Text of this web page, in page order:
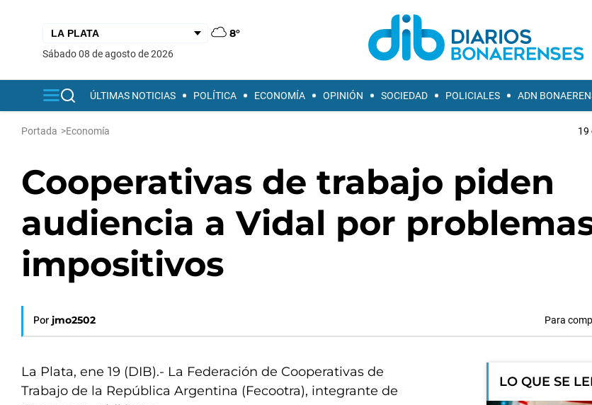
8°
sábado 08 de agosto de 2026
ÚLTIMAS NOTICIAS POLÍTICA ECONOMÍA OPINIÓN SOCIEDAD POLICIALES ADN
Portada >Economía 19
Cooperativas de trabajo piden
audiencia a Vidal por
impositivos
Por jmo2502 Para
La Plata, ene 19 (DIB).- La Federación de Cooperativas de
Trabajo de la República Argentina (Fecootra), integrante de
LO QUE SE